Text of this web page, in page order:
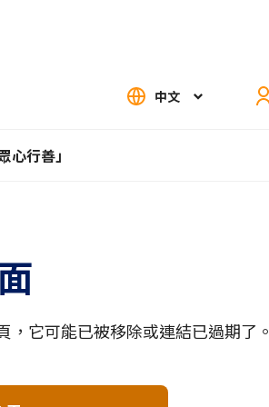
中文
心行善」
，它可能已被移除或連結已過期了。